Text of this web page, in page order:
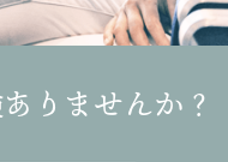
ありませんか？